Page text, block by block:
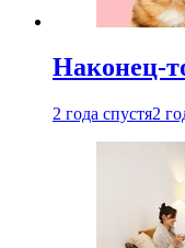
Наконец-
2 года спустя2